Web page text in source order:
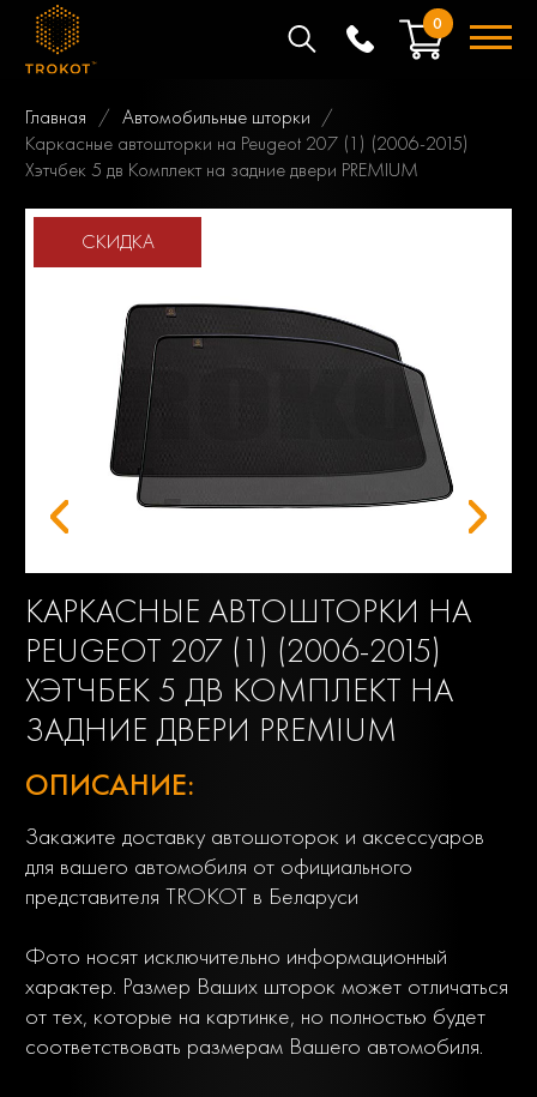
0
Главная
Автомобильные шторки
Каркасные автошторки на Peugeot 207 (1) (2006-2015)
Хэтчбек 5 дв Комплект на задние двери PREMIUM
КАРКАСНЫЕ АВТОШТОРКИ НА
PEUGEOT 207 (1) (2006-2015)
ХЭТЧБЕК 5 ДВ КОМПЛЕКТ НА
ЗАДНИЕ ДВЕРИ PREMIUM
СКИДКА
ОПИСАНИЕ:
Закажите доставку автошоторок и аксессуаров
для вашего автомобиля от официального
представителя TROKOT в Беларуси
Фото носят исключительно информационный
характер. Размер Ваших шторок может отличаться
от тех, которые на картинке, но полностью будет
соответствовать размерам Вашего автомобиля.